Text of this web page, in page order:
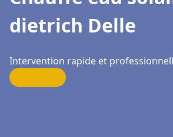
dietrich Delle
Intervention rapide et